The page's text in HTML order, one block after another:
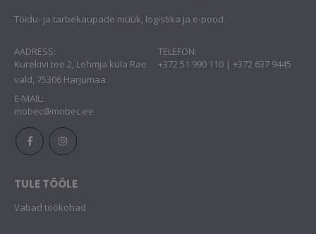
Toidu- ja tarbekaupade müük, logistika ja e-pood.
AADRESS:
Kurekivi tee 2, Lehmja küla Rae
vald, 75306 Harjumaa
TELEFON:
+372 51 990 110 | +372 637 9445
E-MAIL:
mobec@mobec.ee
TULE TÖÖLE
Vabad töökohad